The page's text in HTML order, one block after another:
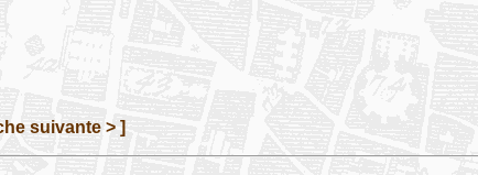
suivante > ]